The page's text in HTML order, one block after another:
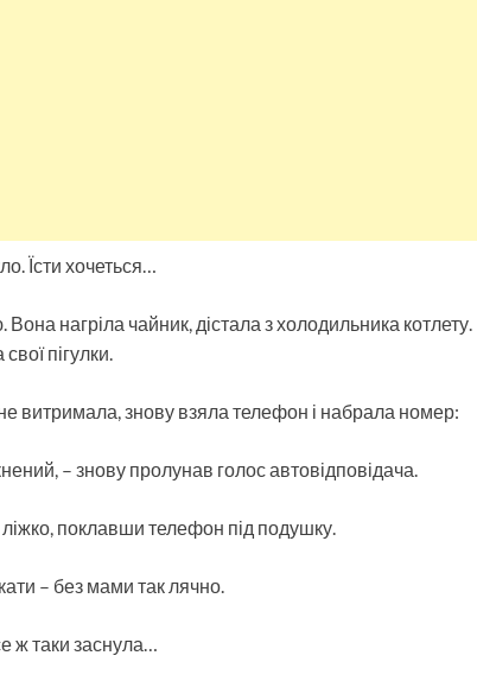
Їсти хочеться…
нагріла чайник, дістала з холодильника
пігулки.
витримала, знову взяла телефон і набрала номер:
– знову пролунав голос автовідповідача.
поклавши телефон під подушку.
– без мами так лячно.
ж таки заснула…